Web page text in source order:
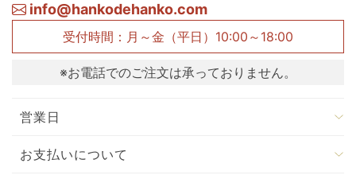
info@hankodehanko.com
受付時間：月～金（平日）10:00～18:00
※お電話でのご注文は承っておりません。
営業日
お支払いについて